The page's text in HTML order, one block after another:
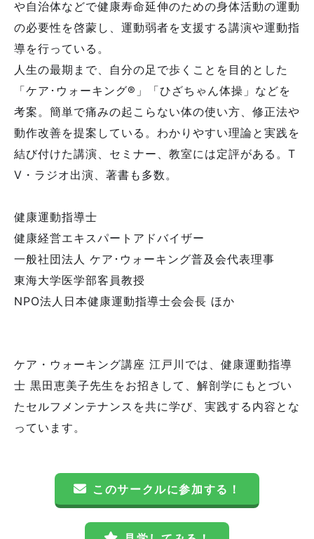
や自治体などで健康寿命延伸のための身体活動の運動
の必要性を啓蒙し、運動弱者を支援する講演や運動指
導を行っている。
人生の最期まで、自分の足で歩くことを目的とした
「ケア･ウォーキング®」「ひざちゃん体操」などを
考案。簡単で痛みの起こらない体の使い方、修正法や
動作改善を提案している。わかりやすい理論と実践を
結び付けた講演、セミナー、教室には定評がある。T
V・ラジオ出演、著書も多数。
健康運動指導士
健康経営エキスパートアドバイザー
一般社団法人 ケア･ウォーキング普及会代表理事
東海大学医学部客員教授
NPO法人日本健康運動指導士会会長 ほか
ケア・ウォーキング講座 江戸川では、健康運動指導
士 黒田恵美子先生をお招きして、解剖学にもとづい
たセルフメンテナンスを共に学び、実践する内容とな
っています。
このサークルに参加する！